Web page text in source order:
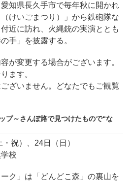
知県長久手市で毎年秋に開かれ
けいごまつり）」から鉄砲隊な
近に訪れ、火縄銃の実演ととも
手」を披露する。
が変更する場合がございます。
ます。
ざいません。どなたでもご観覧
プ～さんぽ路で見つけたもので“な
祝）、24日（日）
校
ク」は「どんどこ森」の裏山を